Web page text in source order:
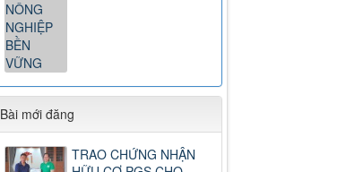
Bài mới đăng
TRAO CHỨNG NHẬN